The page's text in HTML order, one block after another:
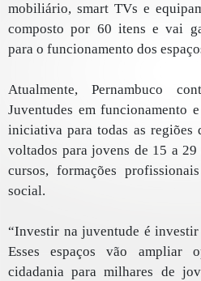
mobiliário, smart TVs e
composto por 60 itens e vai
para o funcionamento dos
Atualmente, Pernambuco
Juventudes em funcionamento
iniciativa para todas as regiões
voltados para jovens de 15 a
cursos, formações
social.
“Investir na juventude é
Esses espaços vão ampliar
cidadania para milhares de